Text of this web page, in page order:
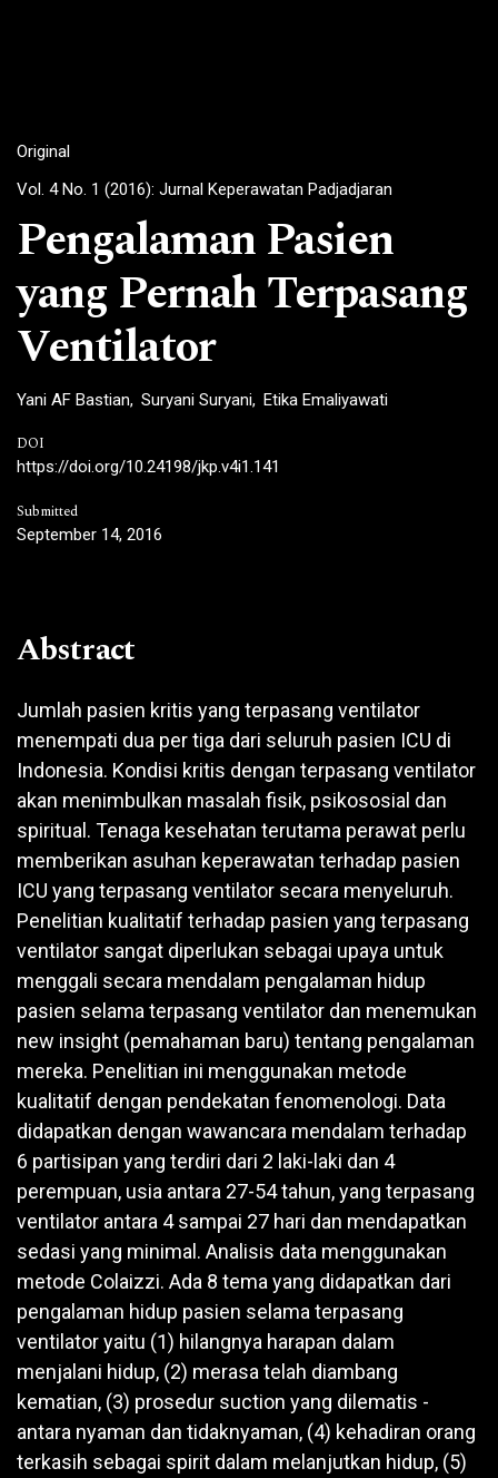
Original
Vol. 4 No. 1 (2016): Jurnal Keperawatan Padjadjaran
Pengalaman Pasien
yang Pernah Terpasang
Ventilator
Yani AF Bastian Suryani Suryani Etika Emaliyawati
DOI
https://doi.org/10.24198/jkp.v4i1.141
Submitted
September 14, 2016
Abstract
Jumlah pasien kritis yang terpasang ventilator
menempati dua per tiga dari seluruh pasien ICU di
Indonesia. Kondisi kritis dengan terpasang ventilator
akan menimbulkan masalah fisik, psikososial dan
spiritual. Tenaga kesehatan terutama perawat perlu
memberikan asuhan keperawatan terhadap pasien
ICU yang terpasang ventilator secara menyeluruh.
Penelitian kualitatif terhadap pasien yang terpasang
ventilator sangat diperlukan sebagai upaya untuk
menggali secara mendalam pengalaman hidup
pasien selama terpasang ventilator dan menemukan
new insight (pemahaman baru) tentang pengalaman
mereka. Penelitian ini menggunakan metode
kualitatif dengan pendekatan fenomenologi. Data
didapatkan dengan wawancara mendalam terhadap
6 partisipan yang terdiri dari 2 laki-laki dan 4
perempuan, usia antara 27-54 tahun, yang terpasang
ventilator antara 4 sampai 27 hari dan mendapatkan
sedasi yang minimal. Analisis data menggunakan
metode Colaizzi. Ada 8 tema yang didapatkan dari
pengalaman hidup pasien selama terpasang
ventilator yaitu (1) hilangnya harapan dalam
menjalani hidup, (2) merasa telah diambang
kematian, (3) prosedur suction yang dilematis -
antara nyaman dan tidaknyaman, (4) kehadiran orang
terkasih sebagai spirit dalam melanjutkan hidup, (5)